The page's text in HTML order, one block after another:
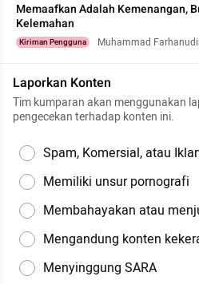
Memaafkan Adalah Kemenangan,
Kelemahan
Kiriman Pengguna Muhammad
Laporkan Konten
Tim kumparan akan menggunakan
pengecekan terhadap konten ini.
Spam, Komersial, atau
Memiliki unsur pornografi
Membahayakan atau
Mengandung konten
Menyinggung SARA